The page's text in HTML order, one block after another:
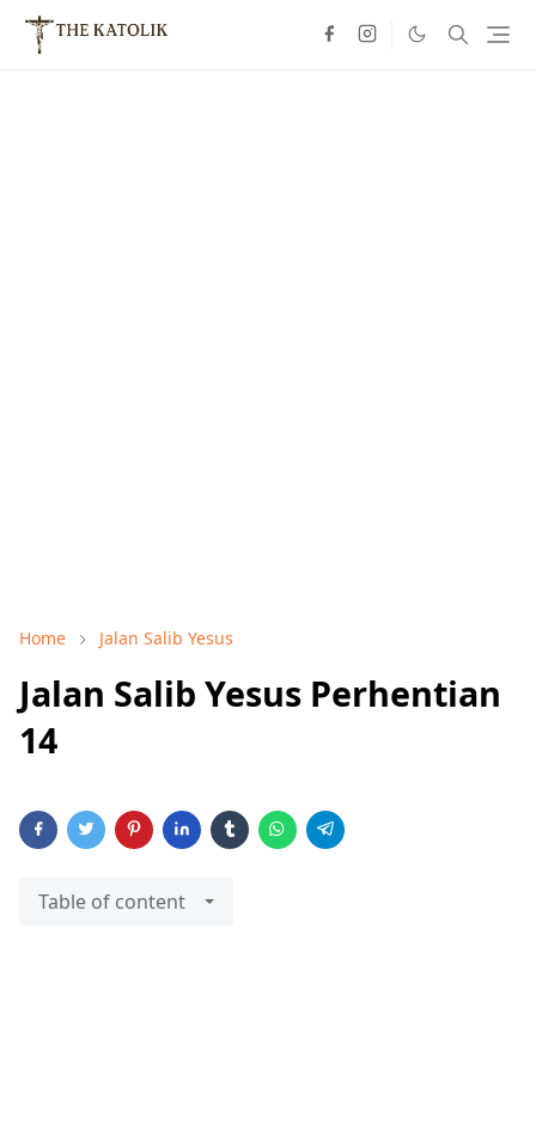
Home Jalan Salib Yesus
Jalan Salib Yesus Perhentian
14
Table of content